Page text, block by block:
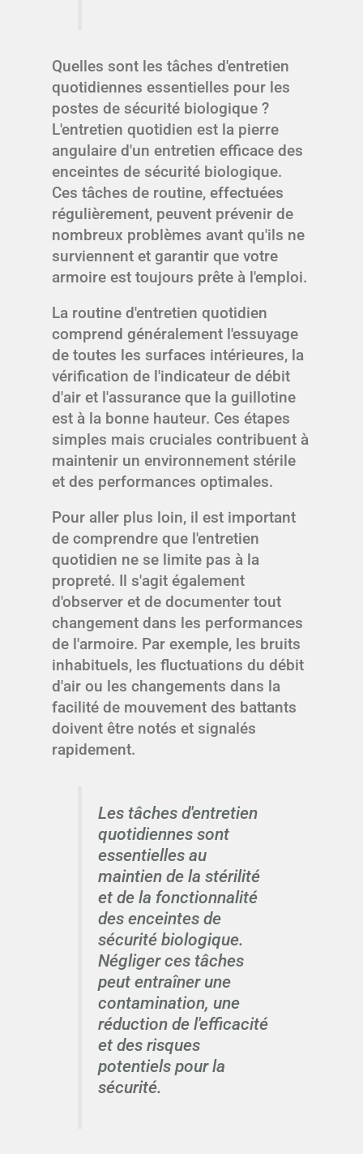
Quelles sont les tâches d'entretien
quotidiennes essentielles pour les
postes de sécurité biologique ?
L'entretien quotidien est la pierre
angulaire d'un entretien efficace des
enceintes de sécurité biologique.
Ces tâches de routine, effectuées
régulièrement, peuvent prévenir de
nombreux problèmes avant qu'ils ne
surviennent et garantir que votre
armoire est toujours prête à l'emploi.
La routine d'entretien quotidien
comprend généralement l'essuyage
de toutes les surfaces intérieures, la
vérification de l'indicateur de débit
d'air et l'assurance que la guillotine
est à la bonne hauteur. Ces étapes
simples mais cruciales contribuent à
maintenir un environnement stérile
et des performances optimales.
Pour aller plus loin, il est important
de comprendre que l'entretien
quotidien ne se limite pas à la
propreté. Il s'agit également
d'observer et de documenter tout
changement dans les performances
de l'armoire. Par exemple, les bruits
inhabituels, les fluctuations du débit
d'air ou les changements dans la
facilité de mouvement des battants
doivent être notés et signalés
rapidement.
Les tâches d'entretien
quotidiennes sont
essentielles au
maintien de la stérilité
et de la fonctionnalité
des enceintes de
sécurité biologique.
Négliger ces tâches
peut entraîner une
contamination, une
réduction de l'efficacité
et des risques
potentiels pour la
sécurité.